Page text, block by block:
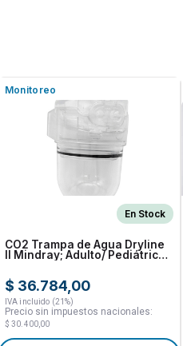
Monitoreo
En Stock
CO2 Trampa de Agua Dryline
II Mindray; Adulto/ Pediátrico;
$ 36.784,00
IVA incluido (21%)
Precio sin impuestos nacionales:
$ 30.400,00